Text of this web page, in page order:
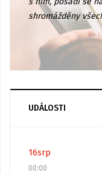
shromážděny
UDÁLOSTI
16srp
00:00